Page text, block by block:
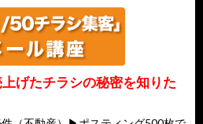
げたチラシの秘密を知りた